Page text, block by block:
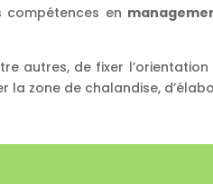
compétences en
autres, de fixer
la zone de chalandise,